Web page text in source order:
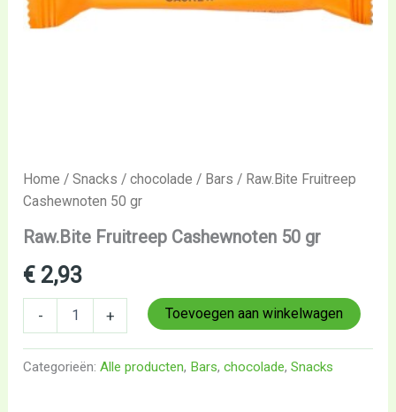
Home /Snacks /chocolade / Bars / Raw.Bite Fruitreep
Cashewnoten 50 gr
Raw.Bite Fruitreep Cashewnoten 50 gr
€ 2,93
- + Toevoegen aan winkelwagen
Categorieën:Alle producten, Bars,chocolade,Snacks